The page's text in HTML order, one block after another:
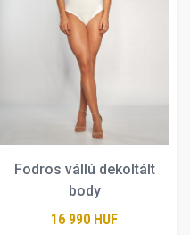
Fodros vállú dekoltált
body
16 990 HUF